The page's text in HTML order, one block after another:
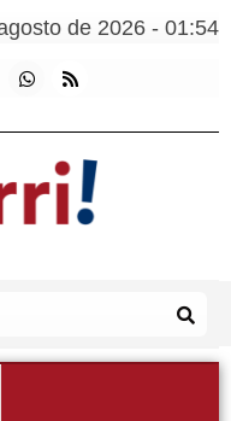
de 2026 - 01:54